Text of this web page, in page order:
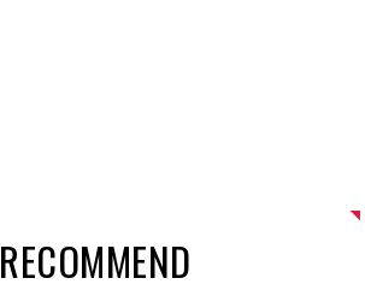
RECOMMEND